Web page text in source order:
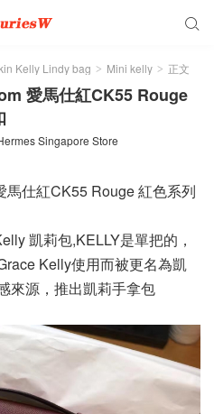

Kelly Lindy bag > Mini kelly > 正文
愛馬仕紅CK55 Rouge
Singapore Store
仕紅CK55 Rouge 紅色系列
凱莉包,KELLY是單把的，
Kelly使用而被更名為凱
來源，推出凱莉手拿包